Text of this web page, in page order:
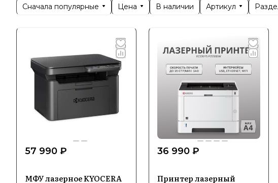
потребности
Основная
устройства, а также
керамические
укрепляет позиции
Сначала популярные Цена В наличии Артикул
57 990 ₽
МФУ лазерное KYOCERA
36 990 ₽
Принтер лазерный